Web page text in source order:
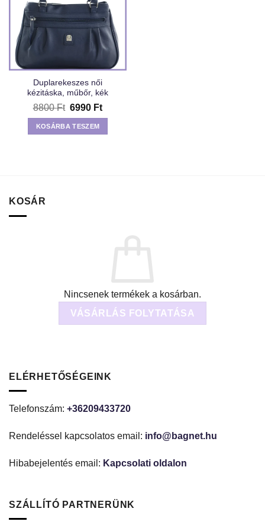
Duplarekeszes női
kézitáska, műbőr, kék
8800Ft Original
price
was:
8800 Ft.
6990 FtCurrent
price
6990 Ft.
KOSÁRBA TESZEM
KOSÁR
Nincsenek termékek a kosárban.
VÁSÁRLÁS FOLYTATÁSA
ELÉRHETŐSÉGEINK
Telefonszám: +36209433720
Rendeléssel kapcsolatos email: info@bagnet.hu
Hibabejelentés email: Kapcsolati oldalon
SZÁLLÍTÓ PARTNERÜNK